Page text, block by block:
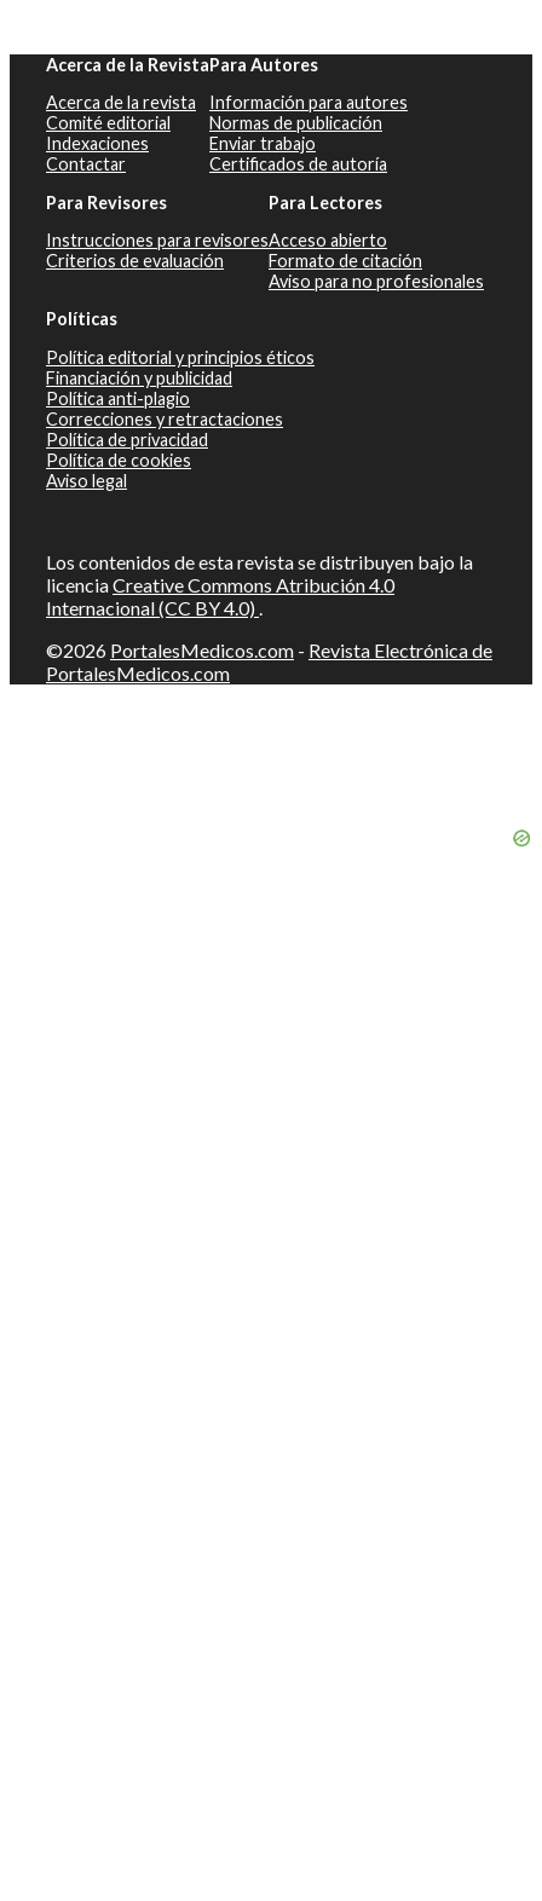
Acerca de la Revista
Acerca de la revista
Comité editorial
Indexaciones
Contactar
Para Autores
Información para autores
Normas de publicación
Enviar trabajo
Certificados de autoría
Para Revisores
Instrucciones para revisores
Criterios de evaluación
Para Lectores
Acceso abierto
Formato de citación
Aviso para no profesionales
Políticas
Política editorial y principios éticos
Financiación y publicidad
Política anti-plagio
Correcciones y retractaciones
Política de privacidad
Política de cookies
Aviso legal
Los contenidos de esta revista se distribuyen bajo la
licenciaCreative Commons Atribución 4.0
Internacional (CC BY 4.0) .
©2026 PortalesMedicos.com - Revista Electrónica de
PortalesMedicos.com